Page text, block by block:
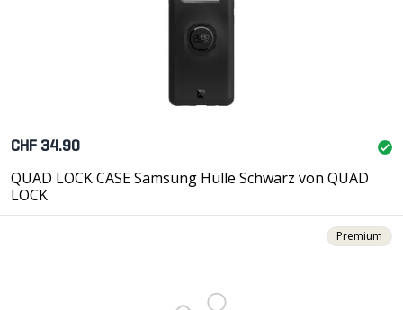
CHF 34.90
QUAD LOCK CASE Samsung Hülle Schwarz von QUAD
LOCK
Premium